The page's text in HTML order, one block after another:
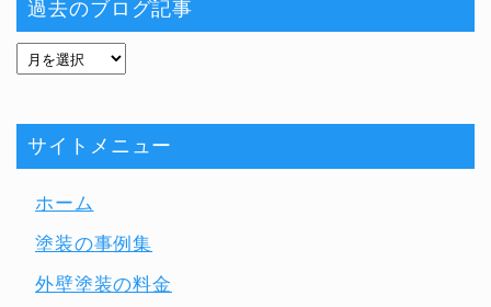
過去のブログ記事
サイトメニュー
ホーム
塗装の事例集
外壁塗装の料金